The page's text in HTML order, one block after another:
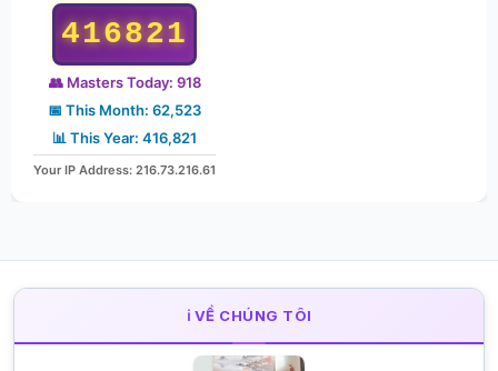
416821
👥 Masters Today: 918
📅 This Month: 62,523
📊 This Year: 416,821
Your IP Address: 216.73.216.61
ℹ️ VỀ CHÚNG TÔI